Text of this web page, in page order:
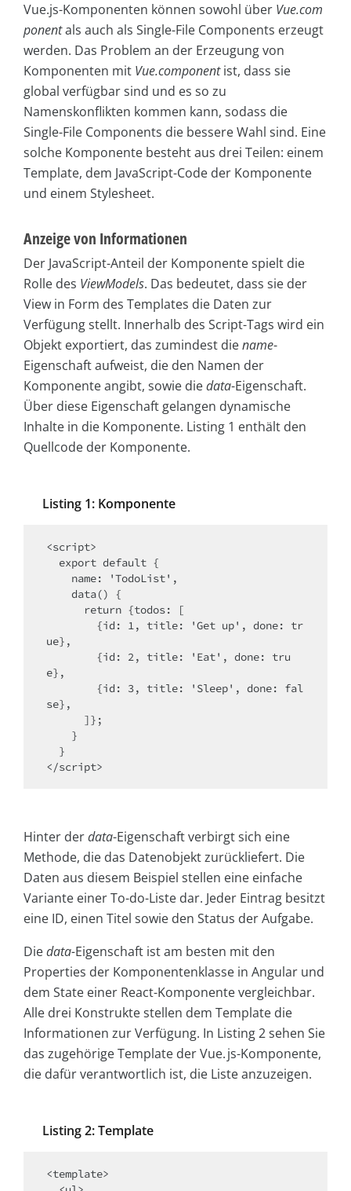
Vue.js-Komponenten können sowohl über Vue.com
ponentals auch als Single-File Components erzeugt
werden. Das Problem an der Erzeugung von
Komponenten mit Vue.componentist, dass sie
global verfügbar sind und es so zu
Namenskonflikten kommen kann, sodass die
Single-File Components die bessere Wahl sind. Eine
solche Komponente besteht aus drei Teilen: einem
Template, dem JavaScript-Code der Komponente
und einem Stylesheet.
Anzeige von Informationen
Der JavaScript-Anteil der Komponente spielt die
Rolle des ViewModels. Das bedeutet, dass sie der
View in Form des Templates die Daten zur
Verfügung stellt. Innerhalb des Script-Tags wird ein
Objekt exportiert, das zumindest diename-
Eigenschaft aufweist, die den Namen der
Komponente angibt, sowie diedata-Eigenschaft.
Über diese Eigenschaft gelangen dynamische
Inhalte in die Komponente. Listing 1 enthält den
Quellcode der Komponente.
Listing 1: Komponente
<script>
ue},
e},
se},
</script>
Hinter derdata-Eigenschaft verbirgt sich eine
Methode, die das Datenobjekt zurückliefert. Die
Daten aus diesem Beispiel stellen eine einfache
Variante einer To-do-Liste dar. Jeder Eintrag besitzt
eine ID, einen Titel sowie den Status der Aufgabe.
Diedata-Eigenschaft ist am besten mit den
Properties der Komponentenklasse in Angular und
dem State einer React-Komponente vergleichbar.
Alle drei Konstrukte stellen dem Template die
Informationen zur Verfügung. In Listing 2 sehen Sie
das zugehörige Template der Vue. js-Komponente,
die dafür verantwortlich ist, die Liste anzuzeigen.
Listing 2: Template
<template>